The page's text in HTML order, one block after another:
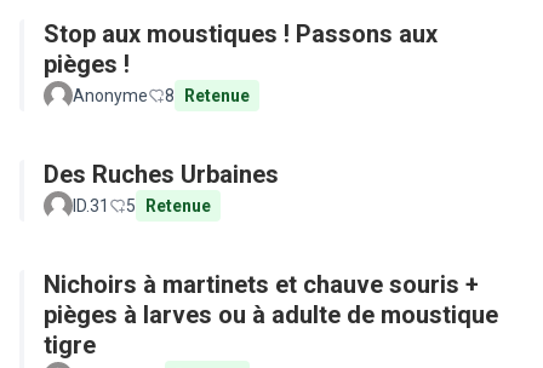
Stop aux moustiques ! Passons aux
pièges !
Anonyme 8 Retenue
Des Ruches Urbaines
ID.31 5 Retenue
Nichoirs à martinets et chauve souris +
pièges à larves ou à adulte de moustique
tigre